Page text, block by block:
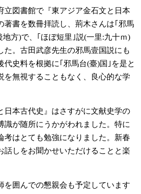
図書館で『東アジア金石文と日本
著書を数冊拝読し、荊木さんは｢邪馬
方)で、｢ほぼ短里｣説(一里:九十ｍ)
た。古田武彦先生の邪馬壹国説にも
代史料を根拠に｢邪馬台(臺)国｣を是と
を無視することもなく、良心的な学
本古代史』はさすがに文献史学の
識が随所にうかがわれました。特に
考はとても勉強になりました。新春
話しをお聞かせいただけることと楽
囲んでの懇親会も予定しています